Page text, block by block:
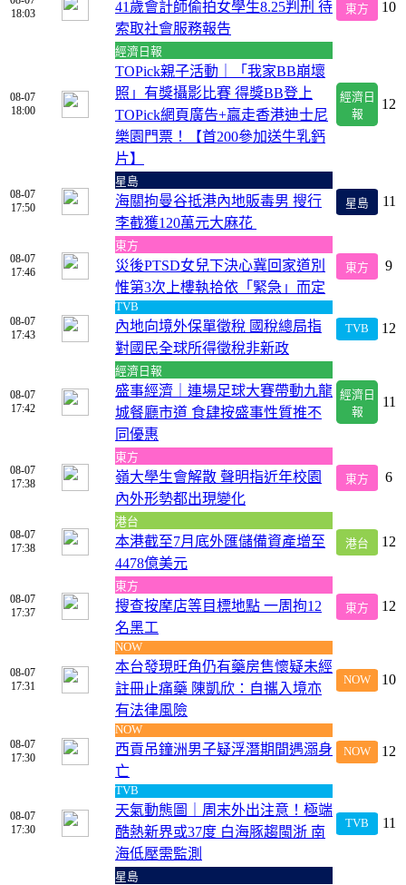
18:03
41歲會計師偷拍女學生8.25判刑 待
索取社會服務報告
東方 10
08-07
18:00
經濟日報
TOPick親子活動｜「我家BB崩壞
照」有獎攝影比賽 得獎BB登上
TOPick網頁廣告+贏走香港迪士尼
樂園門票！【首200參加送牛乳鈣
片】
經濟日
報
12
08-07
17:50
星島
海關拘曼谷抵港內地販毒男 搜行
李截獲120萬元大麻花
星島 11
08-07
17:46
東方
災後PTSD女兒下決心冀回家道別
惟第3次上樓執拾依「緊急」而定
東方 9
08-07
17:43
TVB
內地向境外保單徵稅 國稅總局指
對國民全球所得徵稅非新政
TVB 12
08-07
17:42
經濟日報
盛事經濟｜連場足球大賽帶動九龍
城餐廳市道 食肆按盛事性質推不
同優惠
經濟日
報
11
08-07
17:38
東方
嶺大學生會解散 聲明指近年校園
內外形勢都出現變化
東方 6
08-07
17:38
港台
本港截至7月底外匯儲備資產增至
4478億美元
港台 12
08-07
17:37
東方
搜查按摩店等目標地點 一周拘12
名黑工
東方 12
08-07
17:31
NOW
本台發現旺角仍有藥房售懷疑未經
註冊止痛藥 陳凱欣：自攜入境亦
有法律風險
NOW 10
08-07
17:30
NOW
西貢吊鐘洲男子疑浮潛期間遇溺身
亡
NOW 12
08-07
17:30
TVB
天氣動態圖｜周末外出注意！極端
酷熱新界或37度 白海豚趨閩浙 南
海低壓需監測
TVB 11
星島